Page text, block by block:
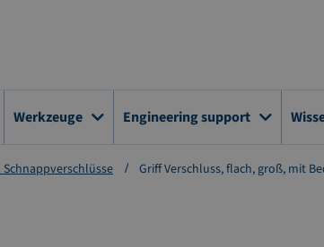
Werkzeuge Engineering support
Griff Verschluss, flach, groß, mit